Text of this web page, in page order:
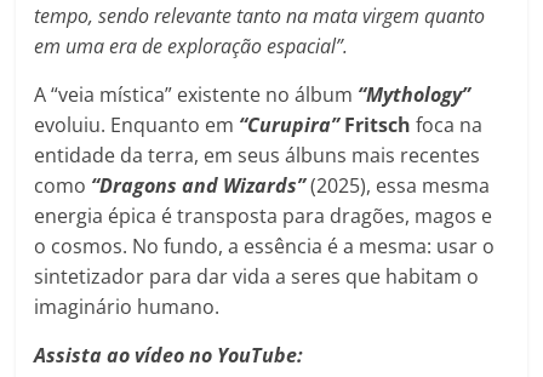
tempo, sendo relevante tanto na mata virgem quanto
em uma era de exploração espacial”.
A “veia mística” existente no álbum “Mythology”
evoluiu. Enquanto em “Curupira” Fritsch foca na
entidade da terra, em seus álbuns mais recentes
como “Dragons and Wizards”(2025), essa mesma
energia épica é transposta para dragões, magos e
o cosmos. No fundo, a essência é a mesma: usar o
sintetizador para dar vida a seres que habitam o
imaginário humano.
Assista ao vídeo no YouTube: